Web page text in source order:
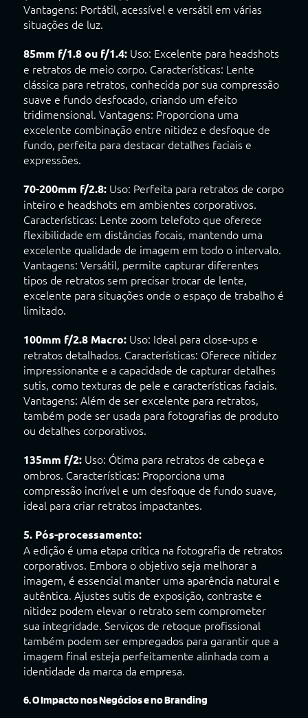
Vantagens: Portátil, acessível e versátil em várias
situações de luz.
85mm f/1.8 ou f/1.4:Uso: Excelente para headshots
e retratos de meio corpo. Características: Lente
clássica para retratos, conhecida por sua compressão
suave e fundo desfocado, criando um efeito
tridimensional. Vantagens: Proporciona uma
excelente combinação entre nitidez e desfoque de
fundo, perfeita para destacar detalhes faciais e
expressões.
70-200mm f/2.8:Uso: Perfeita para retratos de corpo
inteiro e headshots em ambientes corporativos.
Características: Lente zoom telefoto que oferece
flexibilidade em distâncias focais, mantendo uma
excelente qualidade de imagem em todo o intervalo.
Vantagens: Versátil, permite capturar diferentes
tipos de retratos sem precisar trocar de lente,
excelente para situações onde o espaço de trabalho é
limitado.
100mm f/2.8 Macro:Uso: Ideal para close-ups e
retratos detalhados. Características: Oferece nitidez
impressionante e a capacidade de capturar detalhes
sutis, como texturas de pele e características faciais.
Vantagens: Além de ser excelente para retratos,
também pode ser usada para fotografias de produto
ou detalhes corporativos.
135mm f/2:Uso: Ótima para retratos de cabeça e
ombros. Características: Proporciona uma
compressão incrível e um desfoque de fundo suave,
ideal para criar retratos impactantes.
5. Pós-processamento:
A edição é uma etapa crítica na fotografia de retratos
corporativos. Embora o objetivo seja melhorar a
imagem, é essencial manter uma aparência natural e
autêntica. Ajustes sutis de exposição, contraste e
nitidez podem elevar o retrato sem comprometer
sua integridade. Serviços de retoque profissional
também podem ser empregados para garantir que a
imagem final esteja perfeitamente alinhada com a
identidade da marca da empresa.
6.O Impacto nos Negócios e no Branding